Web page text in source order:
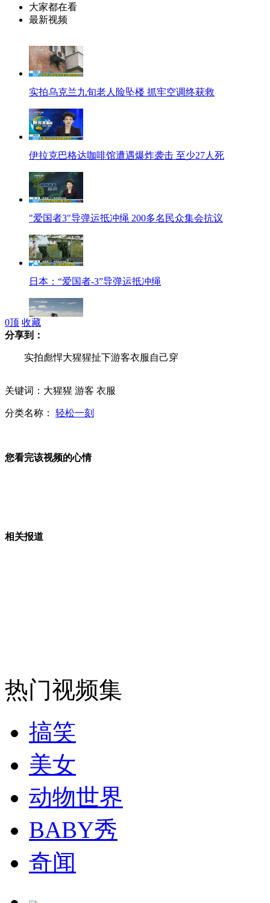
大家都在看
最新视频
实拍乌克兰九旬老人险坠楼 抓牢空调终获救
伊拉克巴格达咖啡馆遭遇爆炸袭击 至少27人死
"爱国者3"导弹运抵冲绳 200多名民众集会抗议
日本：“爱国者-3”导弹运抵冲绳
美女武汉地铁上演火辣钢管舞
波士顿爆炸案 驻美大使通报中方人员伤亡情况
山西运城恶犬咬伤多人 警民合力深夜将其击毙
女孩北京地铁殴打老人 痛下狠手拳打脚踢
无痛分娩是否安全 医生回应
0顶 收藏
分享到：
实拍彪悍大猩猩扯下游客衣服自己穿
关键词：大猩猩 游客 衣服
分类名称： 轻松一刻
您看完该视频的心情
相关报道
热门视频集
搞笑
美女
动物世界
BABY秀
奇闻